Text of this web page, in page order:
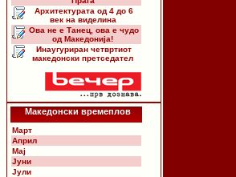
Архитектурата од 4 до 6
век на виделина
Ова не е Танец, ова е чудо
од Македонија!
Инаугуриран четвртиот
македонски претседател
Македонски времеплов
Март
Април
Мај
Јуни
Јули